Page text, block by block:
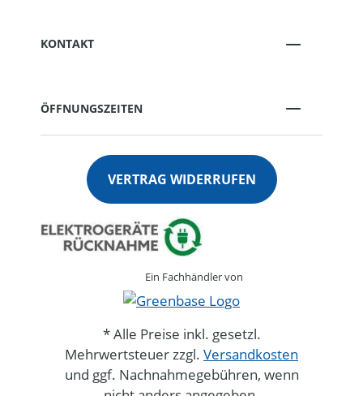
KONTAKT
ÖFFNUNGSZEITEN
VERTRAG WIDERRUFEN
Ein Fachhändler von
* Alle Preise inkl. gesetzl.
Mehrwertsteuer zzgl. Versandkosten
und ggf. Nachnahmegebühren, wenn